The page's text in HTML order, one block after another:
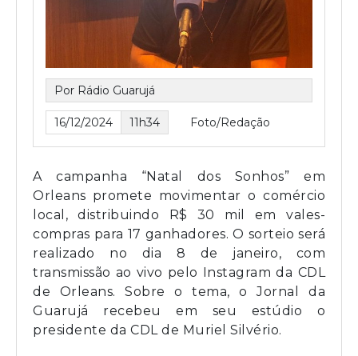
Por Rádio Guarujá
16/12/2024 11h34 Foto/Redação
A campanha “Natal dos Sonhos” em
Orleans promete movimentar o comércio
local, distribuindo R$ 30 mil em vales-
compras para 17 ganhadores. O sorteio será
realizado no dia 8 de janeiro, com
transmissão ao vivo pelo Instagram da CDL
de Orleans. Sobre o tema, o Jornal da
Guarujá recebeu em seu estúdio o
presidente da CDL de Muriel Silvério.